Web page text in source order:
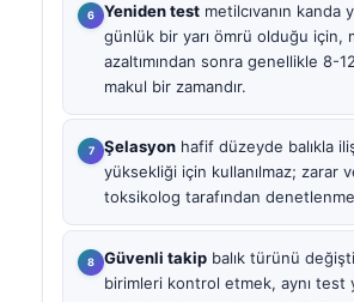
Yeniden test metilcıvanın kanda
günlük bir yarı ömrü olduğu için,
azaltımından sonra genellikle 8-
makul bir zamandır.
Şelasyon hafif düzeyde balıkla
yüksekliği için kullanılmaz; zarar
toksikolog tarafından
Güvenli takip balık türünü
birimleri kontrol etmek, aynı test